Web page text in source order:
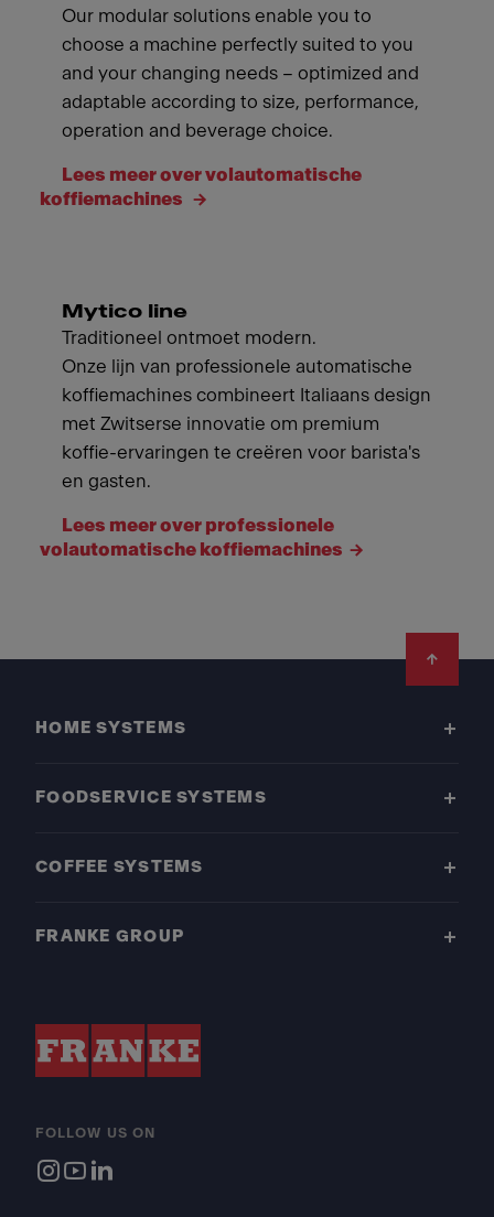
Our modular solutions enable you to
choose a machine perfectly suited to you
and your changing needs – optimized and
adaptable according to size, performance,
operation and beverage choice.
Lees meer over volautomatische
koffiemachines
Mytico line
Traditioneel ontmoet modern.
Onze lijn van professionele automatische
koffiemachines combineert Italiaans design
met Zwitserse innovatie om premium
koffie-ervaringen te creëren voor barista's
en gasten.
Lees meer over professionele
volautomatische koffiemachines
HOME SYSTEMS
FOODSERVICE SYSTEMS
COFFEE SYSTEMS
FRANKE GROUP
FOLLOW US ON